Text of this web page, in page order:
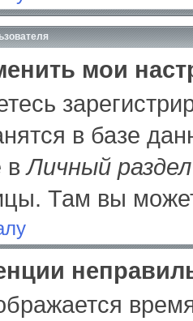
мои
в базе
вЛичный раздел
Там вы